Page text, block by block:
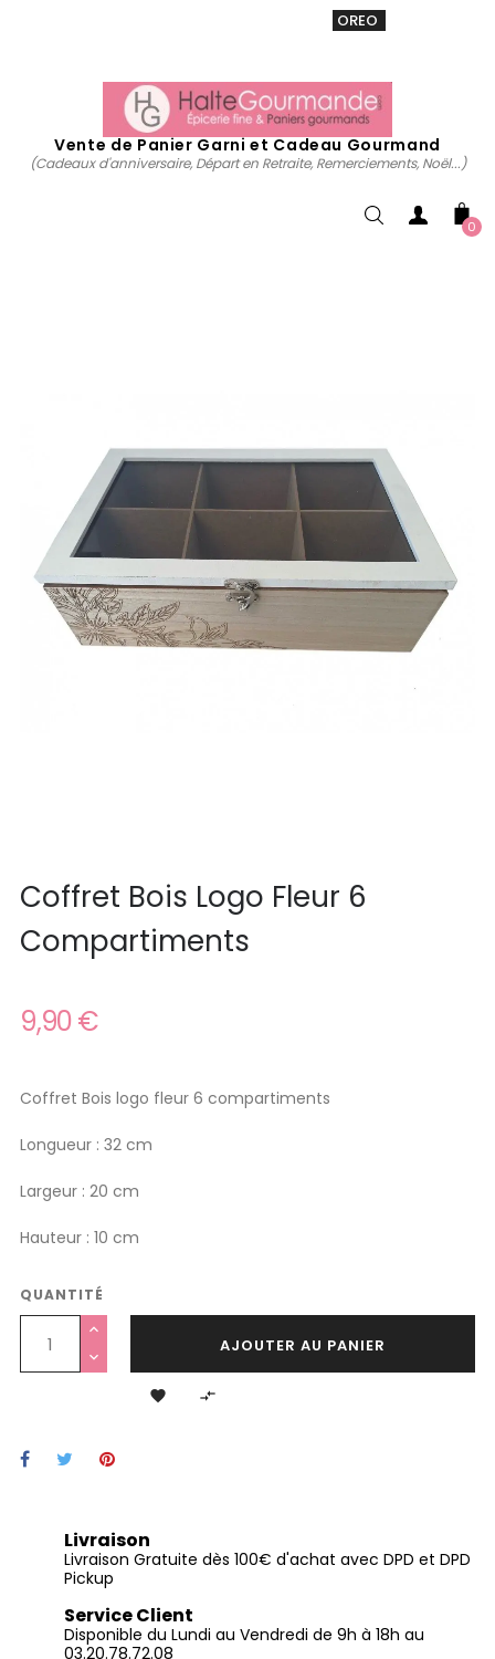
OREO
Vente de Panier Garni et Cadeau Gourmand
(Cadeaux d'anniversaire, Départ en Retraite, Remerciements, Noël...)
0
Coffret Bois Logo Fleur 6
Compartiments
9,90 €
Coffret Bois logo fleur 6 compartiments
Longueur : 32 cm
Largeur : 20 cm
Hauteur : 10 cm
QUANTITÉ
AJOUTER AU PANIER
 
Livraison
Livraison Gratuite dès 100€ d'achat avec DPD et DPD
Pickup
Service Client
Disponible du Lundi au Vendredi de 9h à 18h au
03.20.78.72.08